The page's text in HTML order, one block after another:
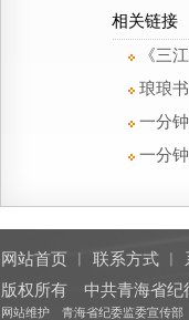
相关链接
《三
琅琅
一分
一分
网站首页 联系方式
版权所有 中共青海省纪
网站维护 青海省纪委监委宣传